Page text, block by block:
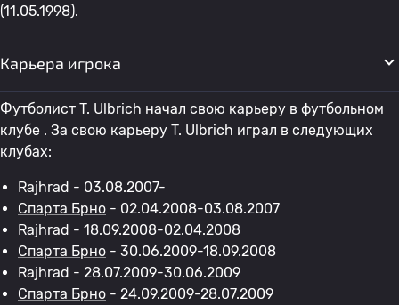
(11.05.1998).
Карьера игрока
Футболист T. Ulbrich начал свою карьеру в футбольном
клубе . За свою карьеру T. Ulbrich играл в следующих
клубах:
Rajhrad - 03.08.2007-
Спарта Брно - 02.04.2008-03.08.2007
Rajhrad - 18.09.2008-02.04.2008
Спарта Брно - 30.06.2009-18.09.2008
Rajhrad - 28.07.2009-30.06.2009
Спарта Брно - 24.09.2009-28.07.2009